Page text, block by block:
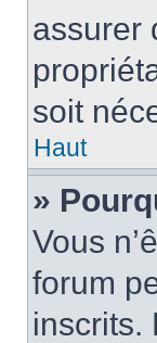
assurer
soit
Haut
»
Vous
forum
inscrits.